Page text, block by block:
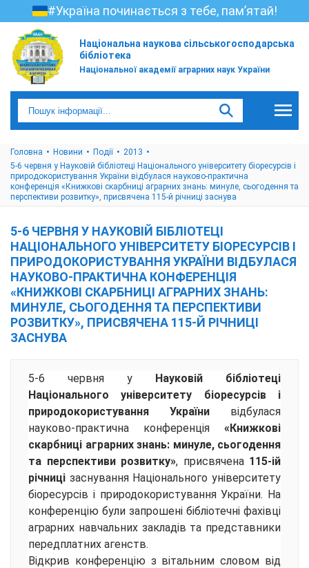
#Україна починається з тебе, пам’ятай!
Національна наукова сільськогосподарська
бібліотека
Національної академії аграрних наук України
Головна Новини Події
2013
5-6 червня у Науковій бібліотеці Національного університету біоресурсів і
природокористування України відбулася науково-практична
конференція «Книжкові скарбниці аграрних знань: минуле, сьогодення та
перспективи розвитку», присвячена 115-й річниці заснува
5-6 ЧЕРВНЯ У НАУКОВІЙ БІБЛІОТЕЦІ
НАЦІОНАЛЬНОГО УНІВЕРСИТЕТУ БІОРЕСУРСІВ І
ПРИРОДОКОРИСТУВАННЯ УКРАЇНИ ВІДБУЛАСЯ
НАУКОВО-ПРАКТИЧНА КОНФЕРЕНЦІЯ
«КНИЖКОВІ СКАРБНИЦІ АГРАРНИХ ЗНАНЬ:
МИНУЛЕ, СЬОГОДЕННЯ ТА ПЕРСПЕКТИВИ
РОЗВИТКУ», ПРИСВЯЧЕНА 115-Й РІЧНИЦІ
ЗАСНУВА
5-6 червня у Науковій бібліотеці
Національного університету біоресурсів і
природокористування України відбулася
науково-практична конференція «Книжкові
скарбниці аграрних знань: минуле, сьогодення
та перспективи розвитку», присвячена115-ій
річниці заснування Національного університету
біоресурсів і природокористування України. На
конференцію були запрошені бібліотечні фахівці
аграрних навчальних закладів та представники
передплатних агенств.
Відкрив конференцію з вітальним словом від